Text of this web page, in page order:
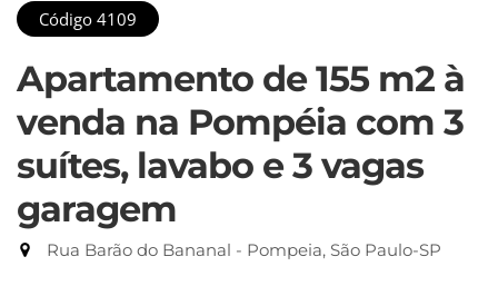
Código 4109
Apartamento de 155 m2 à
venda na Pompéia com 3
suítes, lavabo e 3 vagas
garagem
Rua Barão do Bananal - Pompeia, São Paulo-SP